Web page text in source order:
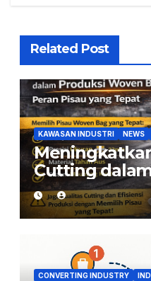
Related Post
KAWASAN INDUSTRI NEWS
Cutting
Woven Bag:
Tepat
CONVERTING INDUSTRY